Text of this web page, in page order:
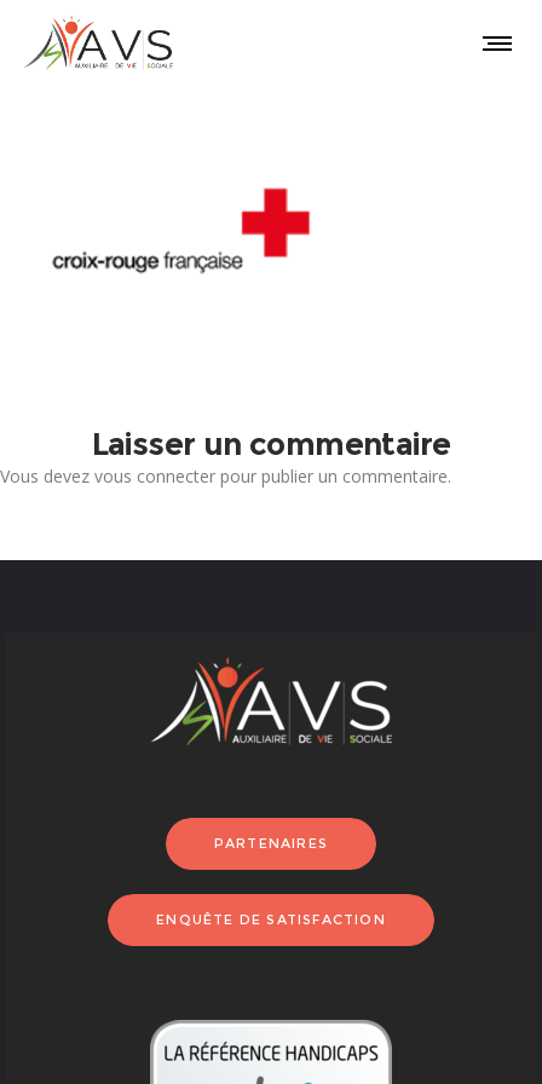
Laisser un commentaire
Vous devez vous connecter pour publier un commentaire.
PARTENAIRES
ENQUÊTE DE SATISFACTION